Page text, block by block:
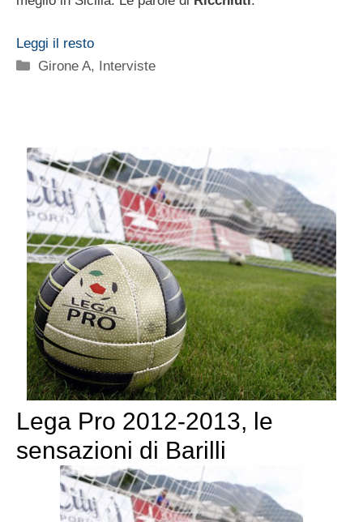
Leggi il resto
Categorie
Girone A, Interviste
Lega Pro 2012-2013, le
sensazioni di Barilli